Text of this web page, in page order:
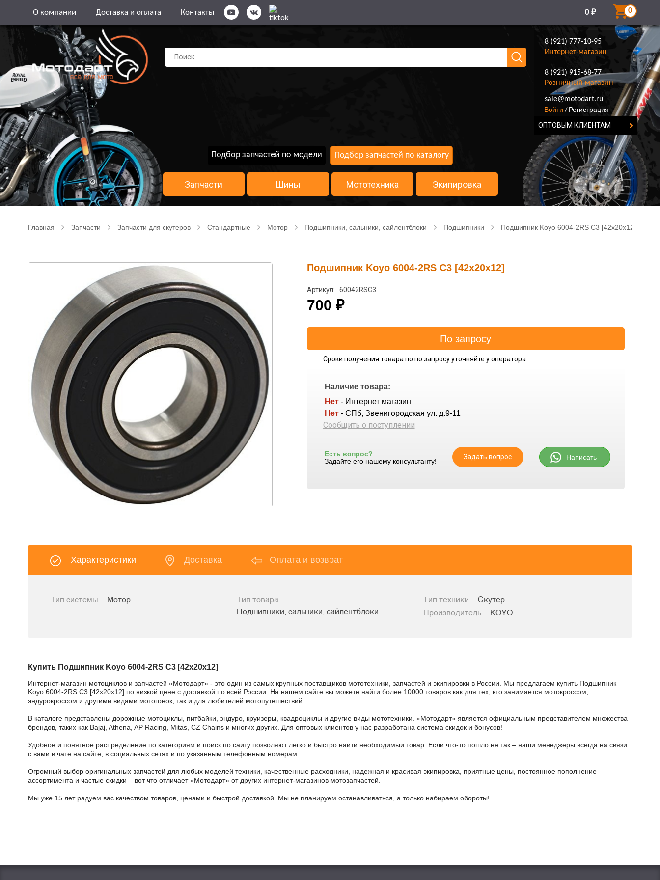
О компании Доставка и оплата Контакты 0 ₽ 0
8 (921) 777-10-95
Интернет-магазин
8 (921) 915-68-77
Розничный магазин
8 (921) 777-10-95
sale@motodart.ru
Войти / Регистрация
ОПТОВЫМ КЛИЕНТАМ
Подбор запчастей по модели Подбор запчастей по каталогу
Запчасти Шины Мототехника Экипировка
Главная Запчасти Запчасти для скутеров Стандартные Мотор Подшипники, сальники, сайлентблоки Подшипники Подшипник Koyo 6004-2RS C3 [42x20x12]
Подшипник Koyo 6004-2RS C3 [42x20x12]
Артикул: 60042RSC3
700 ₽
Сроки получения товара по по запросу уточняйте у оператора
Наличие товара:
Нет - Интернет магазин
Нет - СПб, Звенигородская ул. д.9-11
Сообщить о поступлении
Есть вопрос?
Задайте его нашему консультанту!
Задать вопрос Написать
Характеристики Доставка Оплата и возврат
Тип системы: Мотор
Тип товара:
Подшипники, сальники, сайлентблоки
Тип техники:
Скутер
Производитель:
KOYO
Купить Подшипник Koyo 6004-2RS C3 [42x20x12]
Интернет-магазин мотоциклов и запчастей «Мотодарт» - это один из самых крупных поставщиков мототехники, запчастей и экипировки в России. Мы предлагаем купить Подшипник
Koyo 6004-2RS C3 [42x20x12] по низкой цене с доставкой по всей России. На нашем сайте вы можете найти более 10000 товаров как для тех, кто занимается мотокроссом,
эндурокроссом и другими видами мотогонок, так и для любителей мотопутешествий.
В каталоге представлены дорожные мотоциклы, питбайки, эндуро, круизеры, квадроциклы и другие виды мототехники. «Мотодарт» является официальным представителем множества
брендов, таких как Bajaj, Athena, AP Racing, Mitas, CZ Chains и многих других. Для оптовых клиентов у нас разработана система скидок и бонусов!
Удобное и понятное распределение по категориям и поиск по сайту позволяют легко и быстро найти необходимый товар. Если что-то пошло не так – наши менеджеры всегда на связи
с вами в чате на сайте, в социальных сетях и по указанным телефонным номерам.
Огромный выбор оригинальных запчастей для любых моделей техники, качественные расходники, надежная и красивая экипировка, приятные цены, постоянное пополнение
ассортимента и частые скидки – вот что отличает «Мотодарт» от других интернет-магазинов мотозапчастей.
Мы уже 15 лет радуем вас качеством товаров, ценами и быстрой доставкой. Мы не планируем останавливаться, а только набираем обороты!